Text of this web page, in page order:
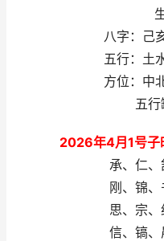
八字：己
五行：土
方位：中
五
2026年4月1号子
承、仁
刚、锦
思、宗
信、镐